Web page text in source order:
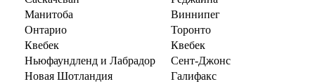
Манитоба
Виннипег
Онтарио
Торонто
Квебек
Квебек
Ньюфаундленд и Лабрадор
Сент-Джонс
Новая Шотландия
Галифакс